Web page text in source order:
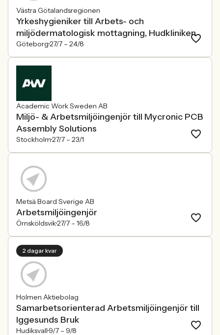
Västra Götalandsregionen
Yrkeshygieniker till Arbets- och
miljödermatologisk mottagning, Hudkliniken
Göteborg27/7 – 24/8
Academic Work Sweden AB
Miljö- & Arbetsmiljöingenjör till Mycronic PCB
Assembly Solutions
Stockholm27/7 – 23/1
Metsä Board Sverige AB
Arbetsmiljöingenjör
Örnsköldsvik27/7 – 16/8
2 dagar kvar
Holmen Aktiebolag
Samarbetsorienterad Arbetsmiljöingenjör till
Iggesunds Bruk
Hudiksvall 9/7 – 9/8